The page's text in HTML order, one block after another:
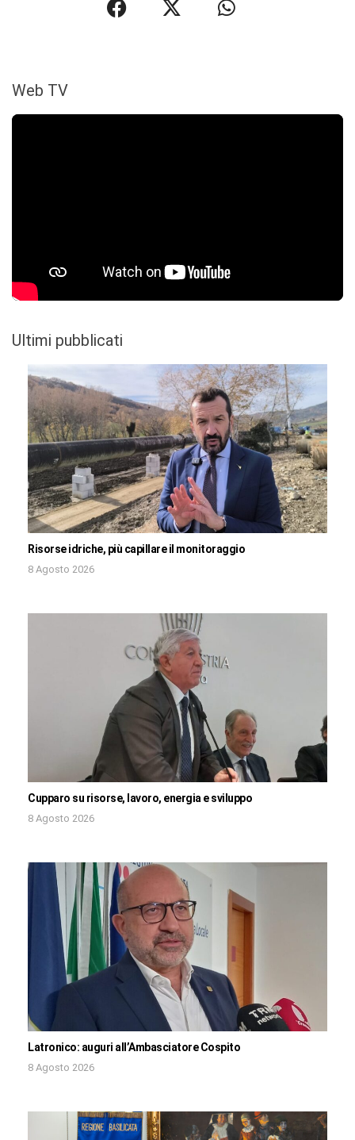
Web TV
Ultimi pubblicati
Risorse idriche, più capillare il monitoraggio
8 Agosto 2026
Cupparo su risorse, lavoro, energia e sviluppo
8 Agosto 2026
Latronico: auguri all’Ambasciatore Cospito
8 Agosto 2026